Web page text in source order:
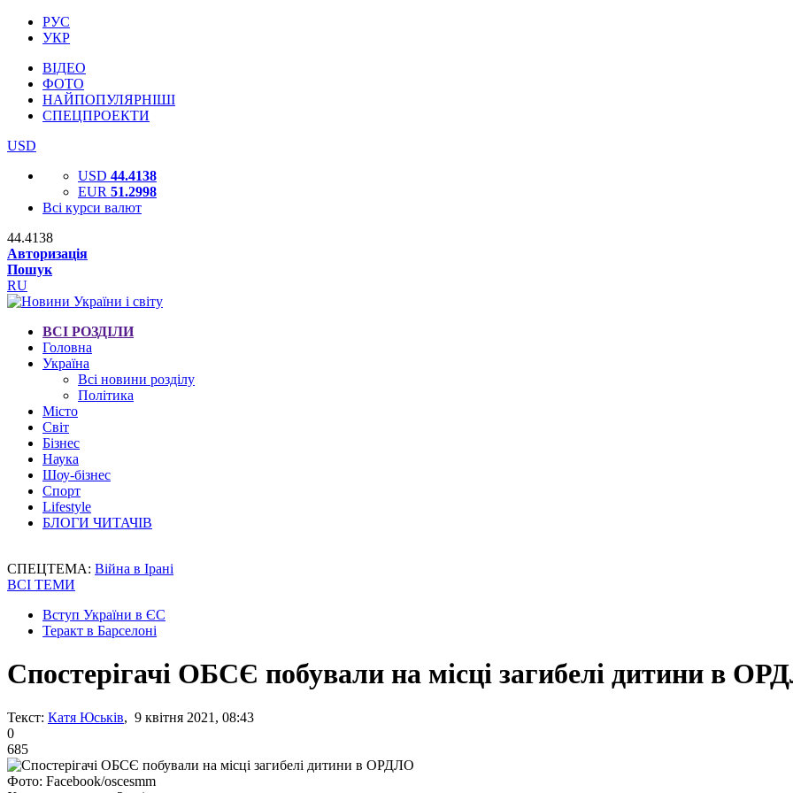
РУС
УКР
ВІДЕО
ФОТО
НАЙПОПУЛЯРНІШІ
СПЕЦПРОЕКТИ
USD
USD 44.4138
EUR 51.2998
Всі курси валют
44.4138
Авторизація
Пошук
RU
ВСІ РОЗДІЛИ
Головна
Україна
Всі новини розділу
Політика
Місто
Світ
Бізнес
Наука
Шоу-бізнес
Спорт
Lifestyle
БЛОГИ ЧИТАЧІВ
СПЕЦТЕМА: Війна в Ірані
ВСІ ТЕМИ
Вступ України в ЄС
Теракт в Барселоні
Спостерігачі ОБСЄ побували на місці загибелі дитини в
Текст: Катя Юськів, 9 квітня 2021, 08:43
0
685
Фото: Facebook/oscesmm